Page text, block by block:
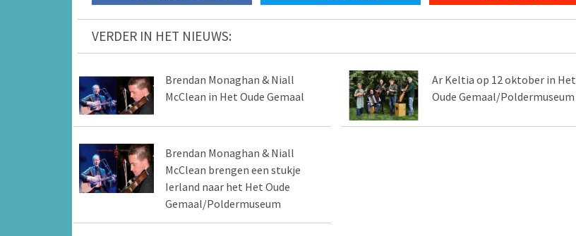
VERDER IN HET NIEUWS:
Brendan Monaghan & Niall
McClean in Het Oude Gemaal
Ar Keltia op 12 oktober in Het
Oude Gemaal/Poldermuseum
Brendan Monaghan & Niall
McClean brengen een stukje
Ierland naar het Het Oude
Gemaal/Poldermuseum